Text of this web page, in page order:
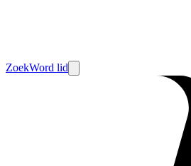
ZoekWord lid